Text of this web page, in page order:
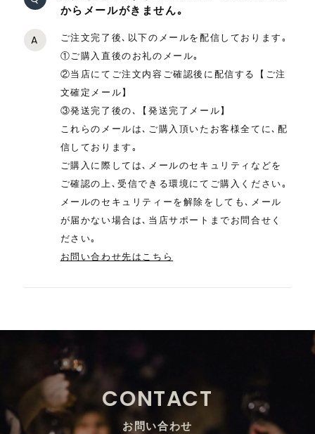
からメールがきません｡
A
ご注文完了後､以下のメールを配信しております｡
①ご購入直後のお礼のメール｡
②当店にてご注文内容ご確認後に配信する【ご注
文確定メール】
③発送完了後の､【発送完了メール】
これらのメールは､ご購入頂いたお客様全てに､配
信しております｡
ご購入に際しては､メールのセキュリティなどを
ご確認の上､受信できる環境にてご購入ください｡
メールのセキュリティーを解除をしても､メール
が届かない場合は､当店サポートまでお問合せく
ださい｡
お問い合わせ先はこちら
CONTACT
お問い合わせ